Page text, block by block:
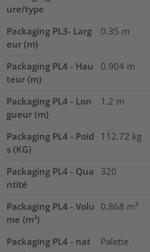
ure/type
Packaging PL3- Larg
eur (m)
0.35 m
Packaging PL4 - Hau
teur (m)
0.904 m
Packaging PL4 - Lon
gueur (m)
1.2 m
Packaging PL4 - Poid
s (KG)
112.72 kg
Packaging PL4 - Qua
ntité
320
Packaging PL4 - Volu
me (m³)
0.868 m³
Packaging PL4 - nat
Palette